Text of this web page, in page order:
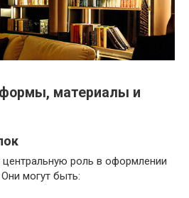
материалы и
роль в оформлении
могут быть: